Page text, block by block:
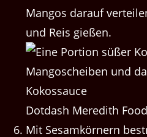
Mangos darauf
und Reis gießen.
Dotdash Meredith
Mit Sesamkörnern